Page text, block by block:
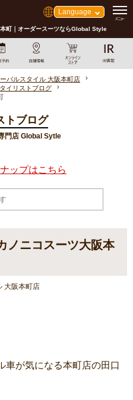
Language
町｜オーダースーツならGlobal Style
バルスタイル 大阪本町店
イリストブログ
トブログ
門店 Global Sytle
ップはこちら
ノニコスーツ大阪本
大阪本町店
車が気になる本町店の田口